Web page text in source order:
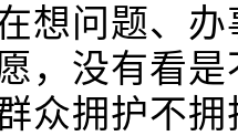
想问题、
，没有看
众拥护不